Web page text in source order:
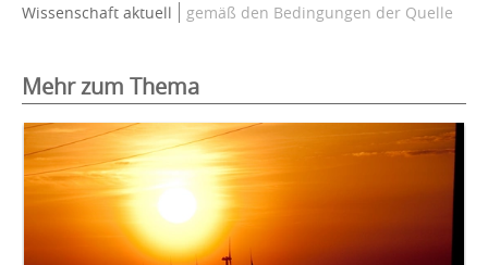
Wissenschaft aktuell gemäß den Bedingungen der Quelle
Mehr zum Thema